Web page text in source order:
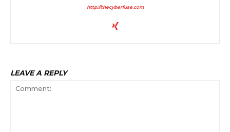
http://thecyberfuse.com
LEAVE A REPLY